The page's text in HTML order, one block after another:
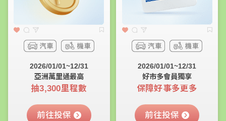
2026/01/01~12/31
亞洲萬里通最高
抽3,300里程數
前往投保
2026/01/01~12/31
好市多會員獨享
保障好事多更多
前往投保